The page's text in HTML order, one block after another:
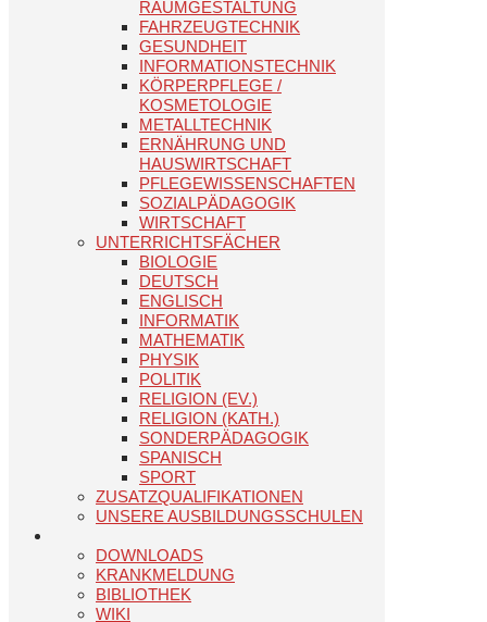
RAUMGESTALTUNG
FAHRZEUGTECHNIK
GESUNDHEIT
INFORMATIONSTECHNIK
KÖRPERPFLEGE /
KOSMETOLOGIE
METALLTECHNIK
ERNÄHRUNG UND
HAUSWIRTSCHAFT
PFLEGEWISSENSCHAFTEN
SOZIALPÄDAGOGIK
WIRTSCHAFT
UNTERRICHTSFÄCHER
BIOLOGIE
DEUTSCH
ENGLISCH
INFORMATIK
MATHEMATIK
PHYSIK
POLITIK
RELIGION (EV.)
RELIGION (KATH.)
SONDERPÄDAGOGIK
SPANISCH
SPORT
ZUSATZQUALIFIKATIONEN
UNSERE AUSBILDUNGSSCHULEN
DOWNLOADS
KRANKMELDUNG
BIBLIOTHEK
WIKI